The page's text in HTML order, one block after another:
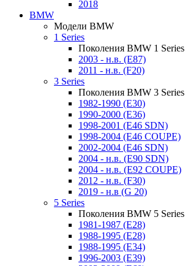
2018
BMW
Модели BMW
1 Series
Поколения BMW 1 Series
2003 - н.в. (E87)
2011 - н.в. (F20)
3 Series
Поколения BMW 3 Series
1982-1990 (E30)
1990-2000 (E36)
1998-2001 (E46 SDN)
1998-2004 (E46 COUPE)
2002-2004 (E46 SDN)
2004 - н.в. (E90 SDN)
2004 - н.в. (E92 COUPE)
2012 - н.в. (F30)
2019 - н.в (G 20)
5 Series
Поколения BMW 5 Series
1981-1987 (E28)
1988-1995 (E28)
1988-1995 (E34)
1996-2003 (E39)